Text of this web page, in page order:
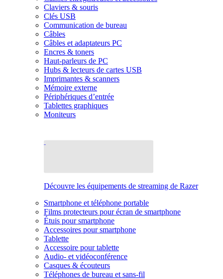
Claviers & souris
Clés USB
Communication de bureau
Câbles
Câbles et adaptateurs PC
Encres & toners
Haut-parleurs de PC
Hubs & lecteurs de cartes USB
Imprimantes & scanners
Mémoire externe
Périphériques d’entrée
Tablettes graphiques
Moniteurs
Découvre les équipements de streaming de Razer
Smartphone et téléphone portable
Films protecteurs pour écran de smartphone
Étuis pour smartphone
Accessoires pour smartphone
Tablette
Accessoire pour tablette
Audio- et vidéoconférence
Casques & écouteurs
Téléphones de bureau et sans-fil